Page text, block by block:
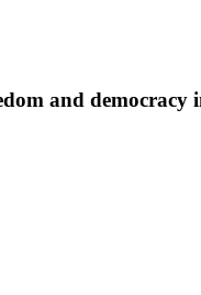
and democracy